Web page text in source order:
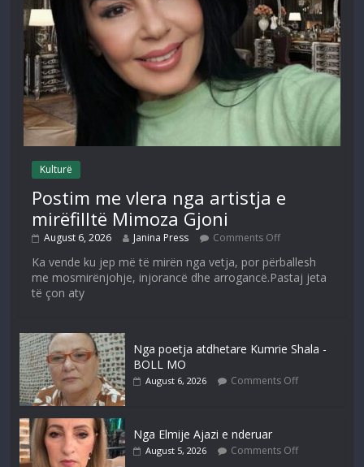
Kulturë
Postim me vlera nga artistja e
mirëfilltë Mimoza Gjoni
August 6, 2026 Janina Press Comments Off
Ka vende ku jep më të mirën nga vetja, por përballesh
me mosmirënjohje, injorancë dhe arrogancë.Pastaj jeta
të çon aty
Nga poetja atdhetare Kumrie Shala -
BOLL MO
August 6, 2026 Comments Off
Nga Elmije Ajazi e nderuar
August 5, 2026 Comments Off